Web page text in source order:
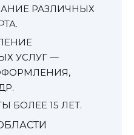
РАЗЛИЧНЫХ
УСЛУГ —
БОЛЕЕ 15 ЛЕТ.